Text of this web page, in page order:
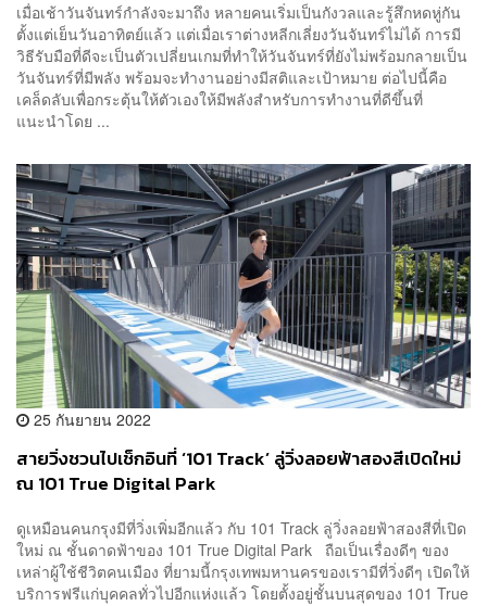
เมื่อเช้าวันจันทร์กำลังจะมาถึง หลายคนเริ่มเป็นกังวลและรู้สึกหดหู่กัน
ตั้งแต่เย็นวันอาทิตย์แล้ว แต่เมื่อเราต่างหลีกเลี่ยงวันจันทร์ไม่ได้ การมี
วิธีรับมือที่ดีจะเป็นตัวเปลี่ยนเกมที่ทำให้วันจันทร์ที่ยังไม่พร้อมกลายเป็น
วันจันทร์ที่มีพลัง พร้อมจะทำงานอย่างมีสติและเป้าหมาย ต่อไปนี้คือ
เคล็ดลับเพื่อกระตุ้นให้ตัวเองให้มีพลังสำหรับการทำงานที่ดีขึ้นที่
แนะนำโดย ...
25 กันยายน 2022
สายวิ่งชวนไปเช็กอินที่ ‘101 Track’ ลู่วิ่งลอยฟ้าสองสีเปิดใหม่
ณ 101 True Digital Park
ดูเหมือนคนกรุงมีที่วิ่งเพิ่มอีกแล้ว กับ 101 Track ลู่วิ่งลอยฟ้าสองสีที่เปิด
ใหม่ ณ ชั้นดาดฟ้าของ 101 True Digital Park ถือเป็นเรื่องดีๆ ของ
เหล่าผู้ใช้ชีวิตคนเมือง ที่ยามนี้กรุงเทพมหานครของเรามีที่วิ่งดีๆ เปิดให้
บริการฟรีแก่บุคคลทั่วไปอีกแห่งแล้ว โดยตั้งอยู่ชั้นบนสุดของ 101 True